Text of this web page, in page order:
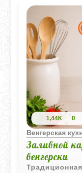
1,44K 0
Венгерская
Заливной
венгерски